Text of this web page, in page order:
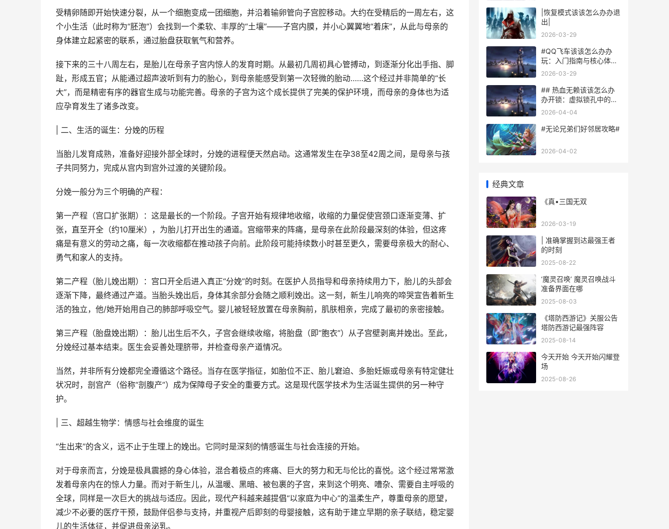
受精卵随即开始快速分裂，从一个细胞变成一团细胞，并沿着输卵管向子宫腔移动。大约在受精后的一周左右，这
个小生活（此时称为“胚泡”）会找到一个柔软、丰厚的“土壤”——子宫内膜，并小心翼翼地“着床”，从此与母亲的
身体建立起紧密的联系，通过胎盘获取氧气和营养。
接下来的三十八周左右，是胎儿在母亲子宫内惊人的发育时期。从最初几周初具心管搏动，到逐渐分化出手指、脚
趾，形成五官；从能通过超声波听到有力的胎心，到母亲能感受到第一次轻微的胎动……这个经过并非简单的“长
大”，而是精密有序的器官生成与功能完善。母亲的子宫为这个成长提供了完美的保护环境，而母亲的身体也为适
应孕育发生了诸多改变。
| 二、生活的诞生：分娩的历程
当胎儿发育成熟，准备好迎接外部全球时，分娩的进程便天然启动。这通常发生在孕38至42周之间，是母亲与孩
子共同努力，完成从宫内到宫外过渡的关键阶段。
分娩一般分为三个明确的产程：
第一产程（宫口扩张期）：这是最长的一个阶段。子宫开始有规律地收缩，收缩的力量促使宫颈口逐渐变薄、扩
张，直至开全（约10厘米），为胎儿打开出生的通道。宫缩带来的阵痛，是母亲在此阶段最深刻的体验，但这疼
痛是有意义的劳动之痛，每一次收缩都在推动孩子向前。此阶段可能持续数小时甚至更久，需要母亲极大的耐心、
勇气和家人的支持。
第二产程（胎儿娩出期）：宫口开全后进入真正“分娩”的时刻。在医护人员指导和母亲持续用力下，胎儿的头部会
逐渐下降，最终通过产道。当胎头娩出后，身体其余部分会随之顺利娩出。这一刻，新生儿响亮的啼哭宣告着新生
活的独立，他/她开始用自己的肺部呼吸空气。婴儿被轻轻放置在母亲胸前，肌肤相亲，完成了最初的亲密接触。
第三产程（胎盘娩出期）：胎儿出生后不久，子宫会继续收缩，将胎盘（即“胞衣”）从子宫壁剥离并娩出。至此，
分娩经过基本结束。医生会妥善处理脐带，并检查母亲产道情况。
当然，并非所有分娩都完全遵循这个路径。当存在医学指征，如胎位不正、胎儿窘迫、多胎妊娠或母亲有特定健壮
状况时，剖宫产（俗称“剖腹产”）成为保障母子安全的重要方式。这是现代医学技术为生活诞生提供的另一种守
护。
| 三、超越生物学：情感与社会维度的诞生
“生出来”的含义，远不止于生理上的娩出。它同时是深刻的情感诞生与社会连接的开始。
对于母亲而言，分娩是极具震撼的身心体验，混合着极点的疼痛、巨大的努力和无与伦比的喜悦。这个经过常常激
发着母亲内在的惊人力量。而对于新生儿，从温暖、黑暗、被包裹的子宫，来到这个明亮、嘈杂、需要自主呼吸的
全球，同样是一次巨大的挑战与适应。因此，现代产科越来越提倡“以家庭为中心”的温柔生产，尊重母亲的愿望，
减少不必要的医疗干预，鼓励伴侣参与支持，并重视产后即刻的母婴接触，这有助于建立早期的亲子联结，稳定婴
儿的生活体征，并促进母亲泌乳。
|恢复模式该该怎么办办退
出|
2026-03-29
#QQ飞车该该怎么办办
玩：入门指南与核心体验
#
2026-03-29
## 热血无赖该该怎么办
办开锁：虚拟锁孔中的诚
实道义
2026-04-04
#无论兄弟们好邻居攻略#
2026-04-02
经典文章
《真•三国无双
2026-03-19
| 准确掌握到达最强王者
的时刻
2025-08-22
‘魔灵召唤’ 魔灵召唤战斗
准备界面在哪
2025-08-03
《塔防西游记》关服公告
塔防西游记最强阵容
2025-08-14
今天开始 今天开始闪耀登
场
2025-08-26